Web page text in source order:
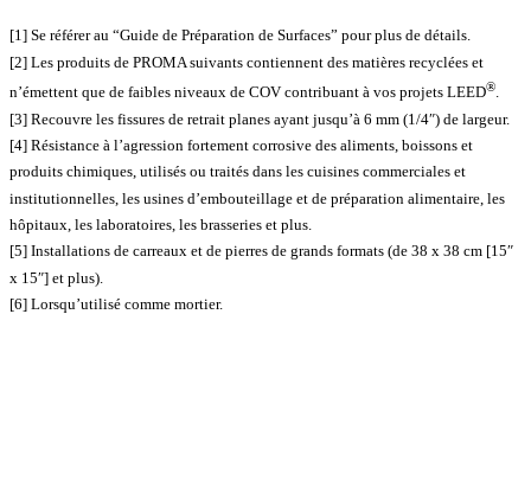
[1] Se référer au “Guide de Préparation de Surfaces” pour plus de détails.
[2] Les produits de PROMA suivants contiennent des matières recyclées et
n’émettent que de faibles niveaux de COV contribuant à vos projets LEED®.
[3] Recouvre les fissures de retrait planes ayant jusqu’à 6 mm (1/4″) de largeur.
[4] Résistance à l’agression fortement corrosive des aliments, boissons et
produits chimiques, utilisés ou traités dans les cuisines commerciales et
institutionnelles, les usines d’embouteillage et de préparation alimentaire, les
hôpitaux, les laboratoires, les brasseries et plus.
[5] Installations de carreaux et de pierres de grands formats (de 38 x 38 cm [15″
x 15″] et plus).
[6] Lorsqu’utilisé comme mortier.